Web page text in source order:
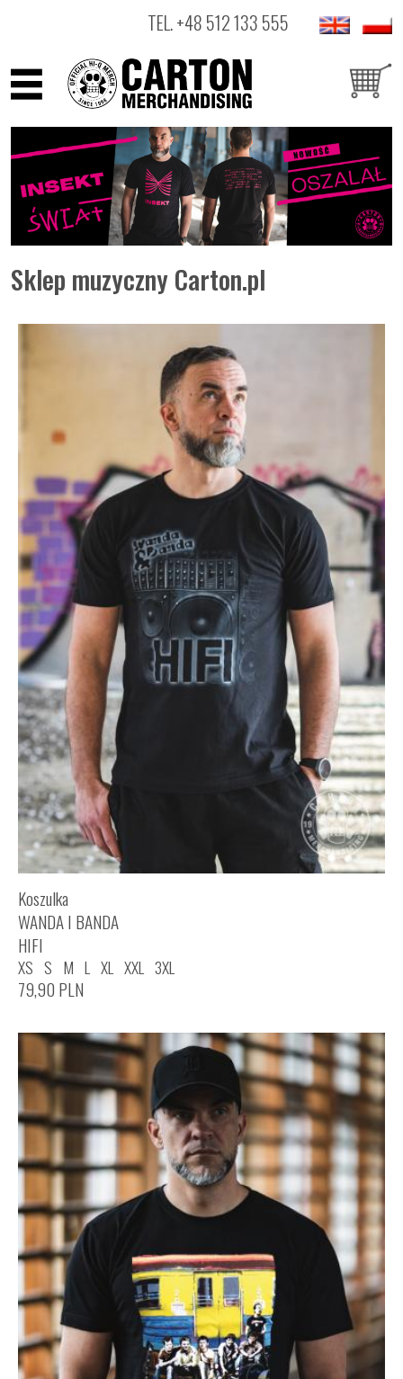
TEL.+48 512 133 555
ARTYŚCI
PRODUKTY
OUTLET
Sklep muzyczny Carton.pl
Koszulka
WANDA I BANDA
HIFI
XS S M L XL XXL 3XL
79,90 PLN